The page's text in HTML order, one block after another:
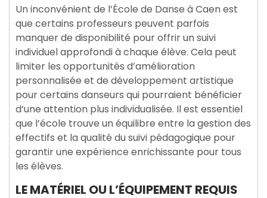
Un inconvénient de l’École de Danse à Caen est
que certains professeurs peuvent parfois
manquer de disponibilité pour offrir un suivi
individuel approfondi à chaque élève. Cela peut
limiter les opportunités d’amélioration
personnalisée et de développement artistique
pour certains danseurs qui pourraient bénéficier
d’une attention plus individualisée. Il est essentiel
que l’école trouve un équilibre entre la gestion des
effectifs et la qualité du suivi pédagogique pour
garantir une expérience enrichissante pour tous
les élèves.
LE MATÉRIEL OU L’ÉQUIPEMENT REQUIS